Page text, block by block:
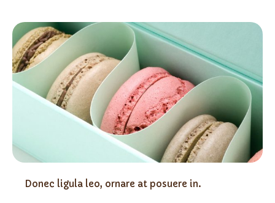
Donec ligula leo, ornare at posuere in.